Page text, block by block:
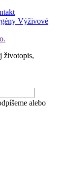
Výživové
životopis,
alebo